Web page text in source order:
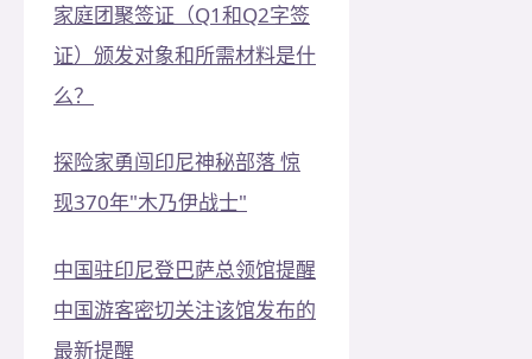
家庭团聚签证（Q1和Q2字签
证）颁发对象和所需材料是什
么？
探险家勇闯印尼神秘部落 惊
现370年"木乃伊战士"
中国驻印尼登巴萨总领馆提醒
中国游客密切关注该馆发布的
最新提醒